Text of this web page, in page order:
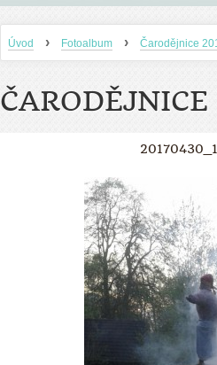
Úvod › Fotoalbum › Čarodějnice